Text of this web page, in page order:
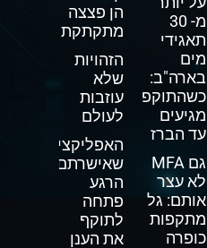
מ- 30
תאגידי
מים
בארה"ב:
כשהתוקפים
מגיעים
עד הברז
גם MFA
לא עצר
אותם: גל
מתקפות
כופרה
הן פצצה
מתקתקת
הזהויות
שלא
עוזבות
לעולם
האפליקציה
שאישרתם
הרגע
פתחה
לתוקף
את הענן